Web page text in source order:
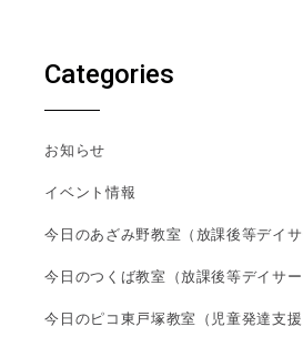
Categories
お知らせ
イベント情報
今日のあざみ野教室（放課後等デイサ
今日のつくば教室（放課後等デイサー
今日のピコ東戸塚教室（児童発達支援